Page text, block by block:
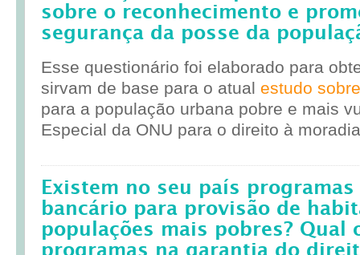
sobre o reconhecimento e
segurança da posse da
Esse questionário foi elaborado para
sirvam de base para o atual estudo
para a população urbana pobre e mais
Especial da ONU para o direito à
Existem no seu país
bancário para provisão de
populações mais pobres? Qual
programas na garantia do